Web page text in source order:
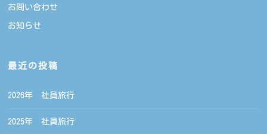
お問い合わせ
お知らせ
最近の投稿
2026年 社員旅行
2025年 社員旅行